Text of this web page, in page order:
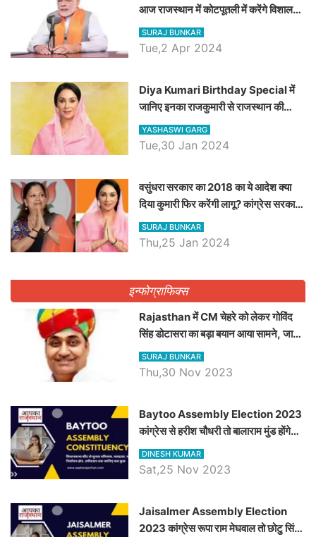
आज राजस्थान में कोटपूतली में करेंगे विशाल
रैली, एक सभा से 8 सीटों पर साधेगें निशाना
SURAJ BUNKAR
Tue,2 Apr 2024
Diya Kumari Birthday Special में
जानिए इनका राजकुमारी से राजस्थान की
डिप्टी सीएम बनने तक का सफर, एक क्लिक में
जाने पूरा जीवन परिचय
YASHASWI GARG
Tue,30 Jan 2024
वसुंधरा सरकार का 2018 का ये आदेश क्या
दिया कुमारी फिर करेंगी लागू? कांग्रेस सरकार
ने किया था निरस्त
SURAJ BUNKAR
Thu,25 Jan 2024
इन्फोग्राफिक्स
Rajasthan में CM चेहरे को लेकर गोविंद
सिंह डोटासरा का बड़ा बयान आया सामने, जानें
विचार
SURAJ BUNKAR
Thu,30 Nov 2023
Baytoo Assembly Election 2023
कांग्रेस से हरीश चौधरी तो बालाराम मुंड होंगे
भाजपा उम्मीदवार, जानिये बायतू विधानसभा
सीट के ताजा समीकरण
DINESH KUMAR
Sat,25 Nov 2023
​​​​​​​Jaisalmer Assembly Election
2023 कांग्रेस रूपा राम मेघवाल तो छोटु सिंह